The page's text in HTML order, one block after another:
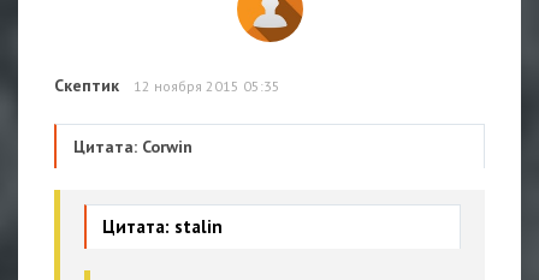
Скептик 12 ноября 2015 05:35
Цитата: Corwin
Цитата: stalin